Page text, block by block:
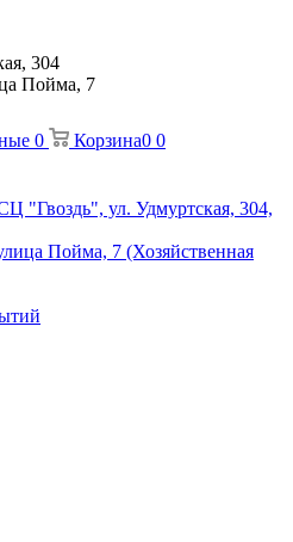
304
Пойма, 7
0 Корзина0 0
"Гвоздь", ул. Удмуртская, 304,
Пойма, 7 (Хозяйственная